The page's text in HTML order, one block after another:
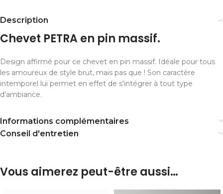
Description
Chevet PETRA en pin massif.
Design affirmé pour ce chevet en pin massif. Idéale pour tous
les amoureux de style brut, mais pas que ! Son caractère
intemporel lui permet en effet de s'intégrer à tout type
d'ambiance.
Informations complémentaires
Conseil d'entretien
Vous aimerez peut-être aussi…